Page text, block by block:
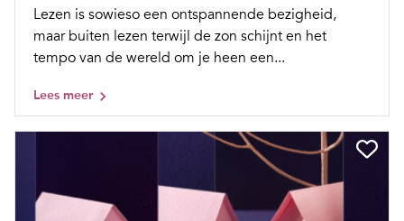
Lezen is sowieso een ontspannende bezigheid,
maar buiten lezen terwijl de zon schijnt en het
tempo van de wereld om je heen een...
Lees meer